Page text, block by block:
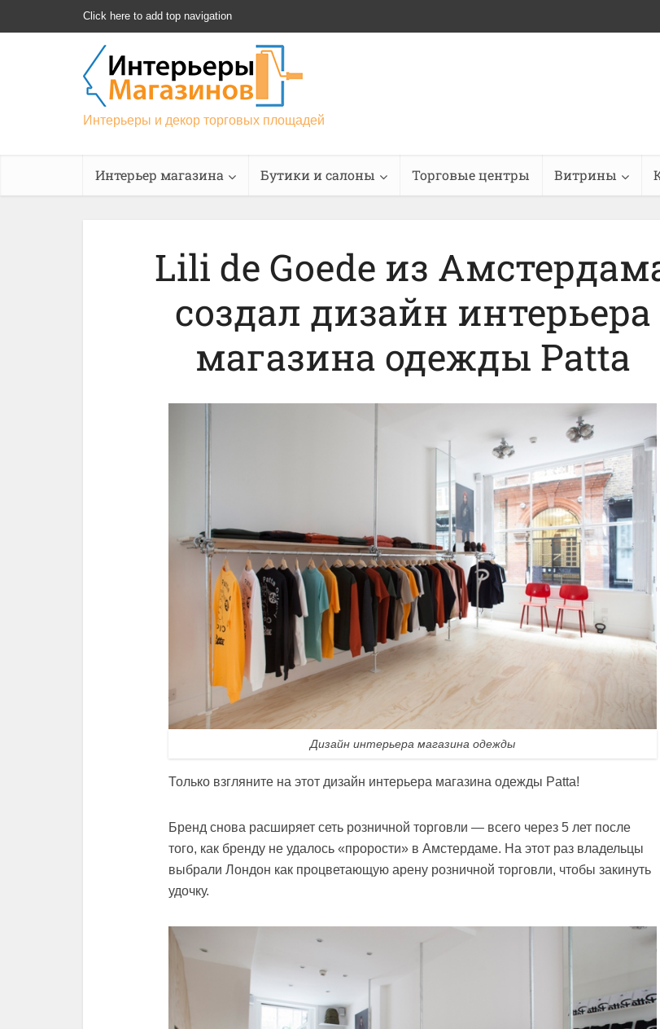
Click here to add top navigation
Интерьеры и декор торговых площадей
Интерьер магазина Бутики и салоны Торговые центры Витрины
Lili de Goede из
создал дизайн интерьера
магазина одежды Patta
Дизайн интерьера магазина одежды
Только взгляните на этот дизайн интерьера магазина одежды Patta!
Бренд снова расширяет сеть розничной торговли — всего через 5 лет после
того, как бренду не удалось «прорости» в Амстердаме. На этот раз владельцы
выбрали Лондон как процветающую арену розничной торговли, чтобы закинуть
удочку.